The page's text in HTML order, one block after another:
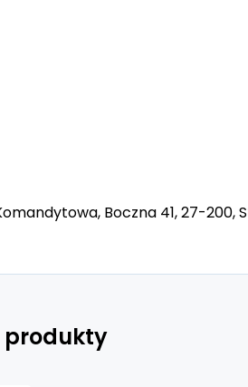
Boczna 41, 27-
produkty